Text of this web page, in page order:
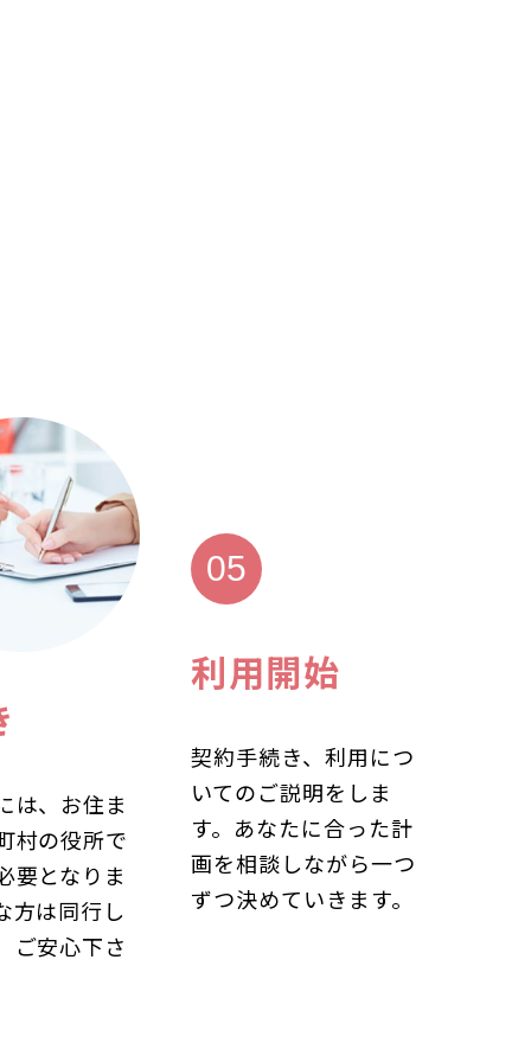
は、お住ま
村の役所で
要となりま
方は同行し
ご安心下さ
利用開始
契約手続き、利用につ
いてのご説明をしま
す。あなたに合った計
画を相談しながら一つ
ずつ決めていきます。